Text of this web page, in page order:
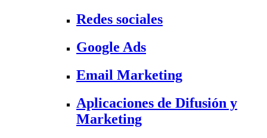
Redes sociales
Google Ads
Email Marketing
Aplicaciones de Difusión y
Marketing